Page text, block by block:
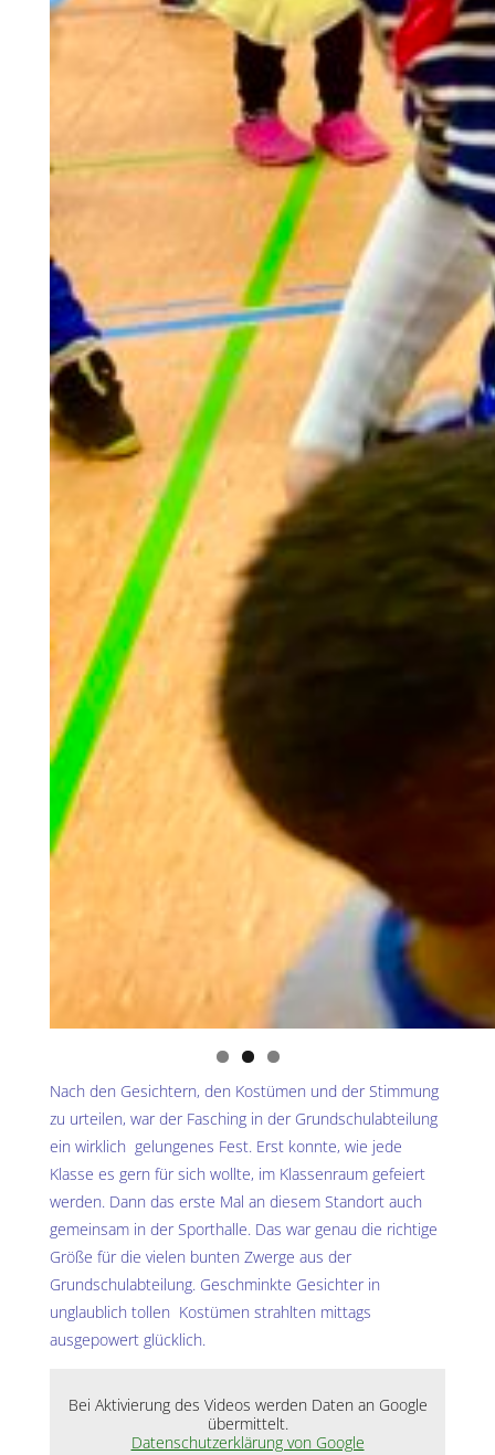
Nach den Gesichtern, den Kostümen und der Stimmung
zu urteilen, war der Fasching in der Grundschulabteilung
ein wirklich gelungenes Fest. Erst konnte, wie jede
Klasse es gern für sich wollte, im Klassenraum gefeiert
werden. Dann das erste Mal an diesem Standort auch
gemeinsam in der Sporthalle. Das war genau die richtige
Größe für die vielen bunten Zwerge aus der
Grundschulabteilung. Geschminkte Gesichter in
unglaublich tollen Kostümen strahlten mittags
ausgepowert glücklich.
Bei Aktivierung des Videos werden Daten an Google
übermittelt.
Datenschutzerklärung von Google